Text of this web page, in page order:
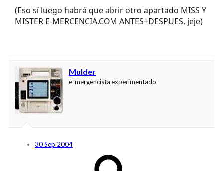
(Eso sí luego habrá que abrir otro apartado MISS Y
MISTER E-MERCENCIA.COM ANTES+DESPUES, jeje)
Mulder
e-mergencista experimentado
30 Sep 2004